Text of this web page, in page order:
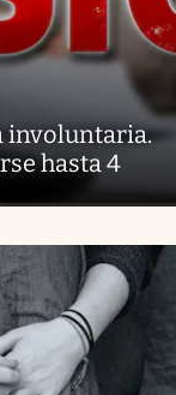
involuntaria.
hasta 4